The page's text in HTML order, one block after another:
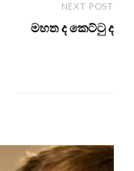
NEXT POST
මහත ද කෙට්ටු ද